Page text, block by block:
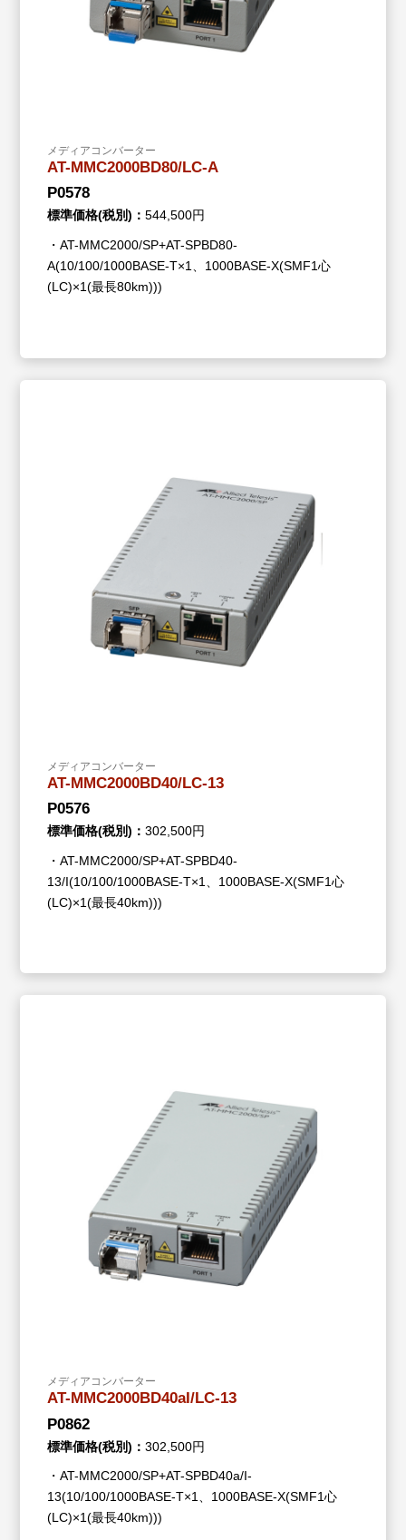
メディアコンバーター
AT-MMC2000BD80/LC-A
P0578
標準価格(税別)：544,500円
・AT-MMC2000/SP+AT-SPBD80-
A(10/100/1000BASE-T×1、1000BASE-X(SMF1心
(LC)×1(最長80km)))
メディアコンバーター
AT-MMC2000BD40/LC-13
P0576
標準価格(税別)：302,500円
・AT-MMC2000/SP+AT-SPBD40-
13/I(10/100/1000BASE-T×1、1000BASE-X(SMF1心
(LC)×1(最長40km)))
メディアコンバーター
AT-MMC2000BD40aI/LC-13
P0862
標準価格(税別)：302,500円
・AT-MMC2000/SP+AT-SPBD40a/I-
13(10/100/1000BASE-T×1、1000BASE-X(SMF1心
(LC)×1(最長40km)))